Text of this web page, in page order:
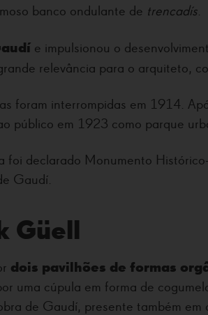
banco ondulante de trencadís.
e impulsionou o
relevância para o arquiteto,
foram interrompidas em 1914.
público em 1923 como parque
foi declarado Monumento
Gaudí.
Güell
dois pavilhões de formas
uma cúpula em forma de
de Gaudí, presente também em